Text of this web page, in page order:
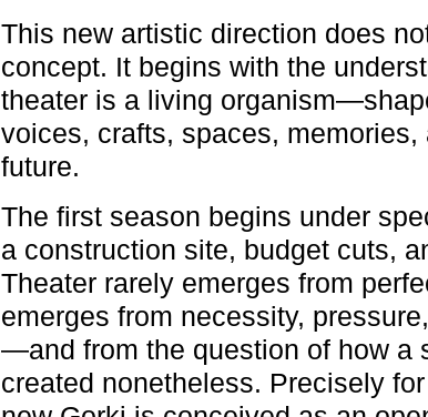
This new artistic direction does
concept. It begins with the
theater is a living
voices, crafts, spaces,
future.
The first season begins under
a construction site, budget cuts,
Theater rarely emerges from
emerges from necessity,
—and from the question of how a
created nonetheless. Precisely